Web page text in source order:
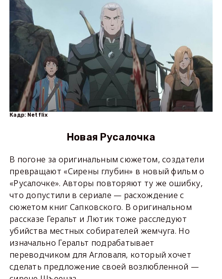
Кадр: Netflix
Новая Русалочка
В погоне за оригинальным сюжетом, создатели
превращают «Сирены глубин» в новый фильм о
«Русалочке». Авторы повторяют ту же ошибку,
что допустили в сериале — расхождение с
сюжетом книг Сапковского. В оригинальном
рассказе Геральт и Лютик тоже расследуют
убийства местных собирателей жемчуга. Но
изначально Геральт подрабатывает
переводчиком для Агловаля, который хочет
сделать предложение своей возлюбленной —